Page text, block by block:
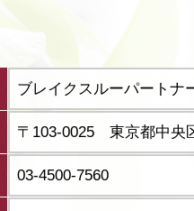
ブレイクスルーパートナ
〒103-0025 東京都中央
03-4500-7560